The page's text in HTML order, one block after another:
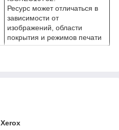
Ресурс может отличаться в
зависимости от
изображений, области
покрытия и режимов печати
Xerox